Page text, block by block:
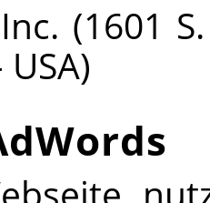
(1601